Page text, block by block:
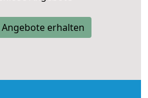
erhalten